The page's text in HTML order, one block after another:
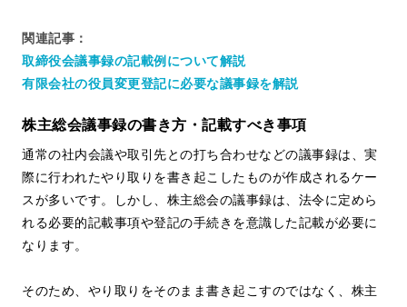
関連記事：
取締役会議事録の記載例について解説
有限会社の役員変更登記に必要な議事録を解説
株主総会議事録の書き方・記載すべき事項
通常の社内会議や取引先との打ち合わせなどの議事録は、実
際に行われたやり取りを書き起こしたものが作成されるケー
スが多いです。しかし、株主総会の議事録は、法令に定めら
れる必要的記載事項や登記の手続きを意識した記載が必要に
なります。
そのため、やり取りをそのまま書き起こすのではなく、株主